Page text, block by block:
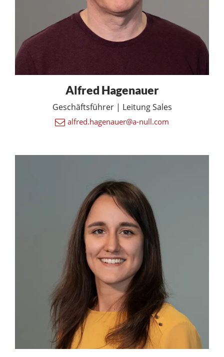
Alfred Hagenauer
Geschäftsführer | Leitung Sales
alfred.hagenauer@a-null.com